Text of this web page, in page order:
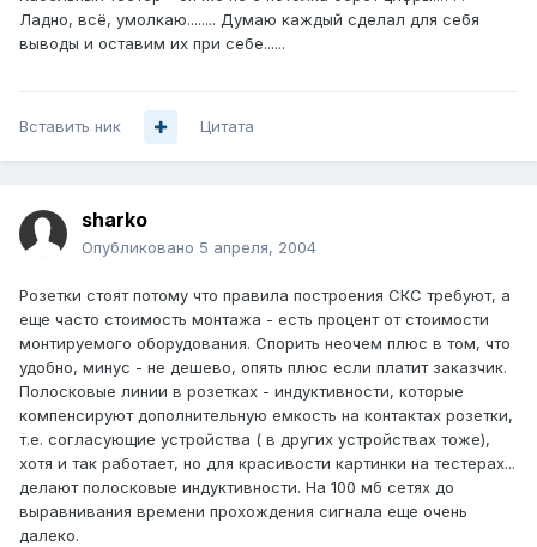
Ладно, всё, умолкаю........ Думаю каждый сделал для себя
выводы и оставим их при себе......
Вставить ник Цитата
sharko
Опубликовано 5 апреля, 2004
Розетки стоят потому что правила построения СКС требуют, а
еще часто стоимость монтажа - есть процент от стоимости
монтируемого оборудования. Спорить неочем плюс в том, что
удобно, минус - не дешево, опять плюс если платит заказчик.
Полосковые линии в розетках - индуктивности, которые
компенсируют дополнительную емкость на контактах розетки,
т.е. согласующие устройства ( в других устройствах тоже),
хотя и так работает, но для красивости картинки на тестерах...
делают полосковые индуктивности. На 100 мб сетях до
выравнивания времени прохождения сигнала еще очень
далеко.